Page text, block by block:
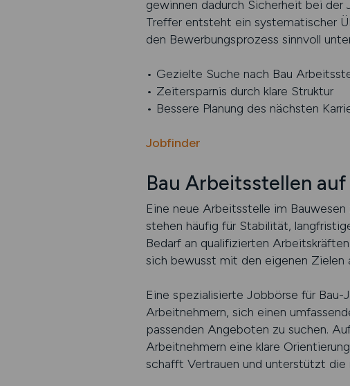
gewinnen dadurch Sicherheit bei
Treffer entsteht ein systematischer
den Bewerbungsprozess sinnvoll
• Gezielte Suche nach Bau
• Zeitersparnis durch klare Struktur
• Bessere Planung des nächsten
Jobfinder
Bau Arbeitsstellen
Eine neue Arbeitsstelle im
stehen häufig für Stabilität,
Bedarf an qualifizierten
sich bewusst mit den eigenen Zielen
Eine spezialisierte Jobbörse für
Arbeitnehmern, sich einen
passenden Angeboten zu suchen.
Arbeitnehmern eine klare
schafft Vertrauen und unterstützt die